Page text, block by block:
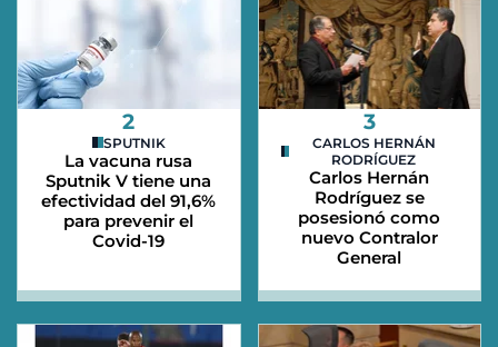
2
SPUTNIK
La vacuna rusa
Sputnik V tiene una
efectividad del 91,6%
para prevenir el
Covid-19
3
CARLOS HERNÁN
RODRÍGUEZ
Carlos Hernán
Rodríguez se
posesionó como
nuevo Contralor
General